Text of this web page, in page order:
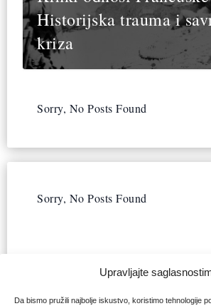
Upravljajte
Da bismo pružili najbolje iskustvo, koristimo tehnologije
Historijska trauma i
kriza
Sorry, No Posts Found
Sorry, No Posts Found